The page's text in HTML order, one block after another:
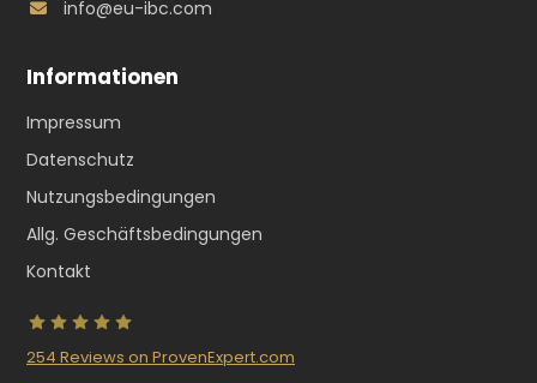
info@eu-ibc.com
Informationen
Impressum
Datenschutz
Nutzungsbedingungen
Allg. Geschäftsbedingungen
Kontakt
254 Reviews on ProvenExpert.com